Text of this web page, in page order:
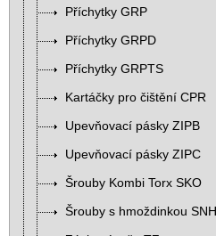
Příchytky GRP
Příchytky GRPD
Příchytky GRPTS
Kartáčky pro čištění CPR
Upevňovací pásky ZIPB
Upevňovací pásky ZIPC
Šrouby Kombi Torx SKO
Šrouby s hmoždinkou SNH